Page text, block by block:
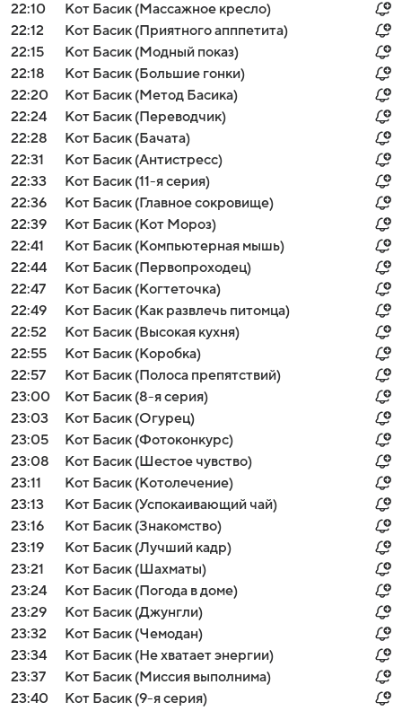
22:10
Кот Басик (Массажное кресло)
22:12
Кот Басик (Приятного апппетита)
22:15
Кот Басик (Модный показ)
22:18
Кот Басик (Большие гонки)
22:20
Кот Басик (Метод Басика)
22:24
Кот Басик (Переводчик)
22:28
Кот Басик (Бачата)
22:31
Кот Басик (Антистресс)
22:33
Кот Басик (11-я серия)
22:36
Кот Басик (Главное сокровище)
22:39
Кот Басик (Кот Мороз)
22:41
Кот Басик (Компьютерная мышь)
22:44
Кот Басик (Первопроходец)
22:47
Кот Басик (Когтеточка)
22:49
Кот Басик (Как развлечь питомца)
22:52
Кот Басик (Высокая кухня)
22:55
Кот Басик (Коробка)
22:57
Кот Басик (Полоса препятствий)
23:00
Кот Басик (8-я серия)
23:03
Кот Басик (Огурец)
23:05
Кот Басик (Фотоконкурс)
23:08
Кот Басик (Шестое чувство)
23:11
Кот Басик (Котолечение)
23:13
Кот Басик (Успокаивающий чай)
23:16
Кот Басик (Знакомство)
23:19
Кот Басик (Лучший кадр)
23:21
Кот Басик (Шахматы)
23:24
Кот Басик (Погода в доме)
23:29
Кот Басик (Джунгли)
23:32
Кот Басик (Чемодан)
23:34
Кот Басик (Не хватает энергии)
23:37
Кот Басик (Миссия выполнима)
23:40
Кот Басик (9-я серия)